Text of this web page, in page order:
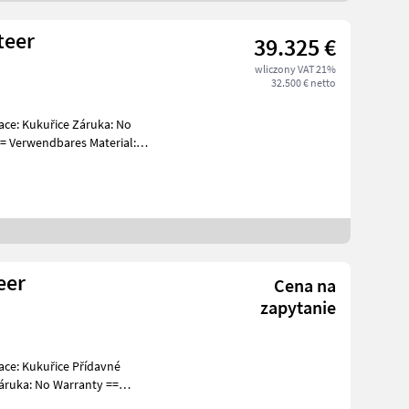
39.325 €
wliczony VAT 21%
32.500 € netto
Cena na
zapytanie
No Warranty ==